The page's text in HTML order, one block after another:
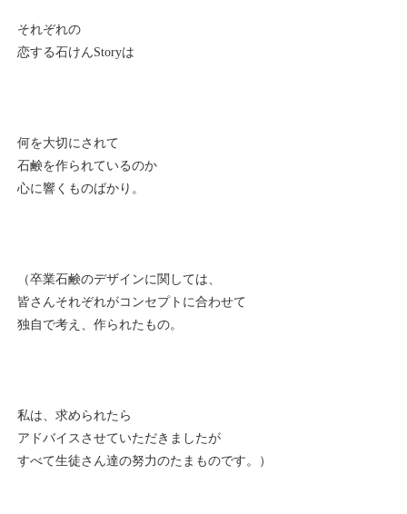
それぞれの
恋する石けんStoryは
何を大切にされて
石鹸を作られているのか
心に響くものばかり。
（卒業石鹸のデザインに関しては、
皆さんそれぞれがコンセプトに合わせて
独自で考え、作られたもの。
私は、求められたら
アドバイスさせていただきましたが
すべて生徒さん達の努力のたまものです。）